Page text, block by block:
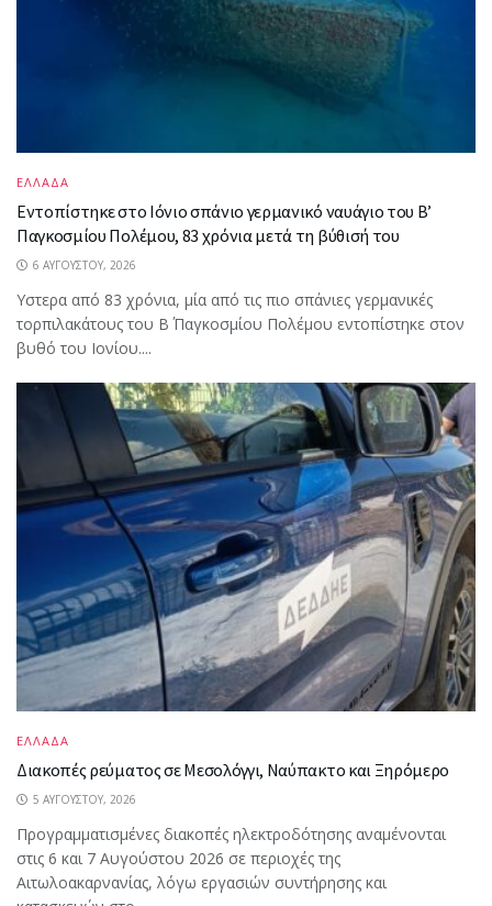
ΕΛΛΑΔΑ
Εντοπίστηκε στο Ιόνιο σπάνιο γερμανικό ναυάγιο του Β’
Παγκοσμίου Πολέμου, 83 χρόνια μετά τη βύθισή του
6 ΑΥΓΟΎΣΤΟΥ, 2026
Υστερα από 83 χρόνια, μία από τις πιο σπάνιες γερμανικές
τορπιλακάτους του Β΄ Παγκοσμίου Πολέμου εντοπίστηκε στον
βυθό του Ιονίου....
ΕΛΛΑΔΑ
Διακοπές ρεύματος σε Μεσολόγγι, Ναύπακτο και Ξηρόμερο
5 ΑΥΓΟΎΣΤΟΥ, 2026
Προγραμματισμένες διακοπές ηλεκτροδότησης αναμένονται
στις 6 και 7 Αυγούστου 2026 σε περιοχές της
Αιτωλοακαρνανίας, λόγω εργασιών συντήρησης και